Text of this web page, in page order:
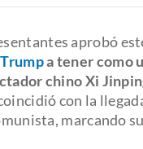
aprobó
a tener como
chino Xi
con la
marcando